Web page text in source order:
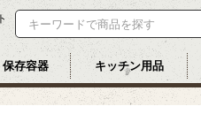
保存容器 キッチン用品